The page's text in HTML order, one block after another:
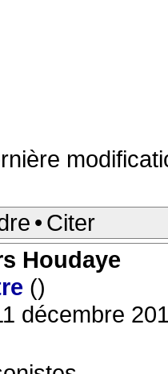
• Citer
Houdaye
()
décembre